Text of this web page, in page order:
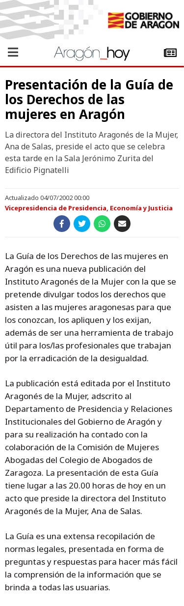
Presentación de la Guía de
los Derechos de las
mujeres en Aragón
La directora del Instituto Aragonés de la Mujer,
Ana de Salas, preside el acto que se celebra
esta tarde en la Sala Jerónimo Zurita del
Edificio Pignatelli
Actualizado 04/07/2002 00:00
Vicepresidencia de Presidencia, Economía y Justicia
La Guía de los Derechos de las mujeres en
Aragón es una nueva publicación del
Instituto Aragonés de la Mujer con la que se
pretende divulgar todos los derechos que
asisten a las mujeres aragonesas para que
los conozcan, los apliquen y los exijan,
además de ser una herramienta de trabajo
útil para los/las profesionales que trabajan
por la erradicación de la desigualdad.
La publicación está editada por el Instituto
Aragonés de la Mujer, adscrito al
Departamento de Presidencia y Relaciones
Institucionales del Gobierno de Aragón y
para su realización ha contado con la
colaboración de la Comisión de Mujeres
Abogadas del Colegio de Abogados de
Zaragoza. La presentación de esta Guía
tiene lugar a las 20.00 horas de hoy en un
acto que preside la directora del Instituto
Aragonés de la Mujer, Ana de Salas.
La Guía es una extensa recopilación de
normas legales, presentada en forma de
preguntas y respuestas para hacer más fácil
la comprensión de la información que se
brinda a todas las usuarias.